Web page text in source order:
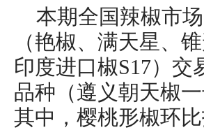
本期全国辣椒市
（艳椒、满天星、
印度进口椒S17）
品种（遵义朝天椒
其中，樱桃形椒环